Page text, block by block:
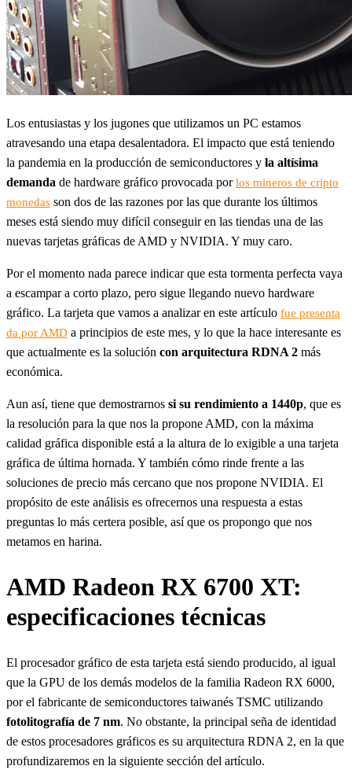
Los entusiastas y los jugones que utilizamos un PC estamos
atravesando una etapa desalentadora. El impacto que está teniendo
la pandemia en la producción de semiconductores y la altísima
demanda de hardware gráfico provocada porlos mineros de cripto
monedas son dos de las razones por las que durante los últimos
meses está siendo muy difícil conseguir en las tiendas una de las
nuevas tarjetas gráficas de AMD y NVIDIA. Y muy caro.
Por el momento nada parece indicar que esta tormenta perfecta vaya
a escampar a corto plazo, pero sigue llegando nuevo hardware
gráfico. La tarjeta que vamos a analizar en este artículo fue presenta
da por AMD a principios de este mes, y lo que la hace interesante es
que actualmente es la solución con arquitectura RDNA 2 más
económica.
Aun así, tiene que demostrarnos si su rendimiento a 1440p, que es
la resolución para la que nos la propone AMD, con la máxima
calidad gráfica disponible está a la altura de lo exigible a una tarjeta
gráfica de última hornada. Y también cómo rinde frente a las
soluciones de precio más cercano que nos propone NVIDIA. El
propósito de este análisis es ofrecernos una respuesta a estas
preguntas lo más certera posible, así que os propongo que nos
metamos en harina.
AMD Radeon RX 6700 XT:
especificaciones técnicas
El procesador gráfico de esta tarjeta está siendo producido, al igual
que la GPU de los demás modelos de la familia Radeon RX 6000,
por el fabricante de semiconductores taiwanés TSMC utilizando
fotolitografía de 7 nm. No obstante, la principal seña de identidad
de estos procesadores gráficos es su arquitectura RDNA 2, en la que
profundizaremos en la siguiente sección del artículo.